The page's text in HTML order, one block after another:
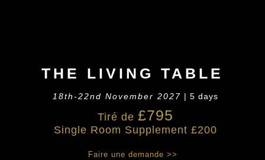
THE LIVING TABLE
18th-22nd November 2027 | 5 days
Tiré de £795
Single Room Supplement £200
Faire une demande >>